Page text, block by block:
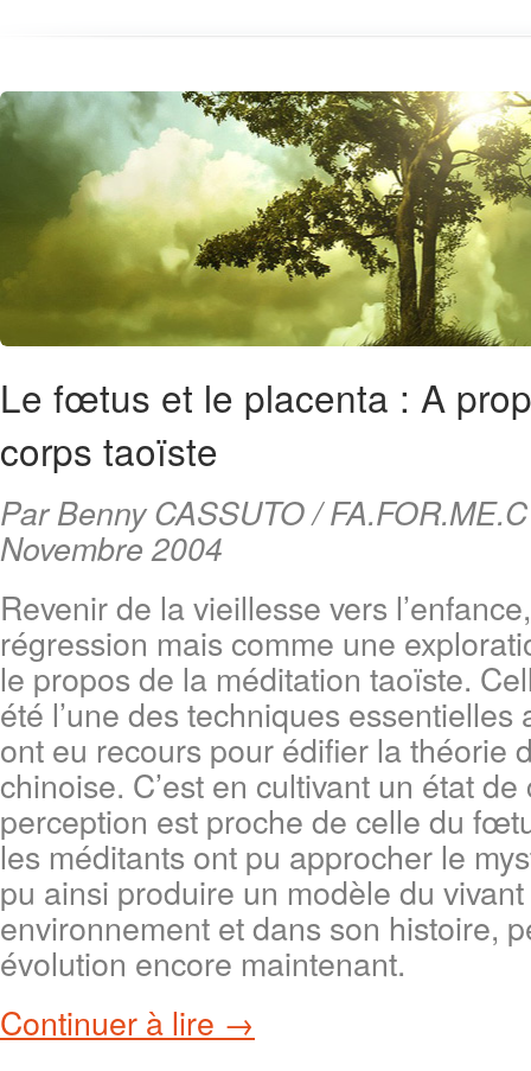
Le fœtus et le placenta : A
corps taoïste
Par Benny CASSUTO /
Novembre 2004
Revenir de la vieillesse vers
régression mais comme une
le propos de la méditation taoïste.
été l’une des techniques
ont eu recours pour édifier la théorie
chinoise. C’est en cultivant un état
perception est proche de celle du
les méditants ont pu approcher le
pu ainsi produire un modèle du
environnement et dans son histoire,
évolution encore maintenant.
Continuer à lire →